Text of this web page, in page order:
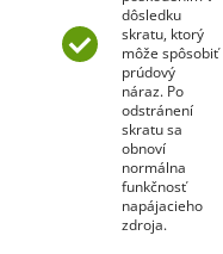
dôsledku
skratu, ktorý
môže spôsobiť
prúdový
náraz. Po
odstránení
skratu sa
obnoví
normálna
funkčnosť
napájacieho
zdroja.